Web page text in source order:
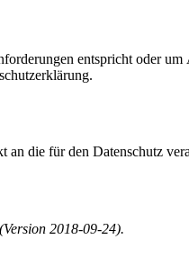
entspricht oder
die für den Datenschutz
2018-09-24).